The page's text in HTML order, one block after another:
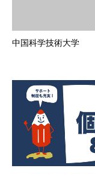
中国科学技術大学